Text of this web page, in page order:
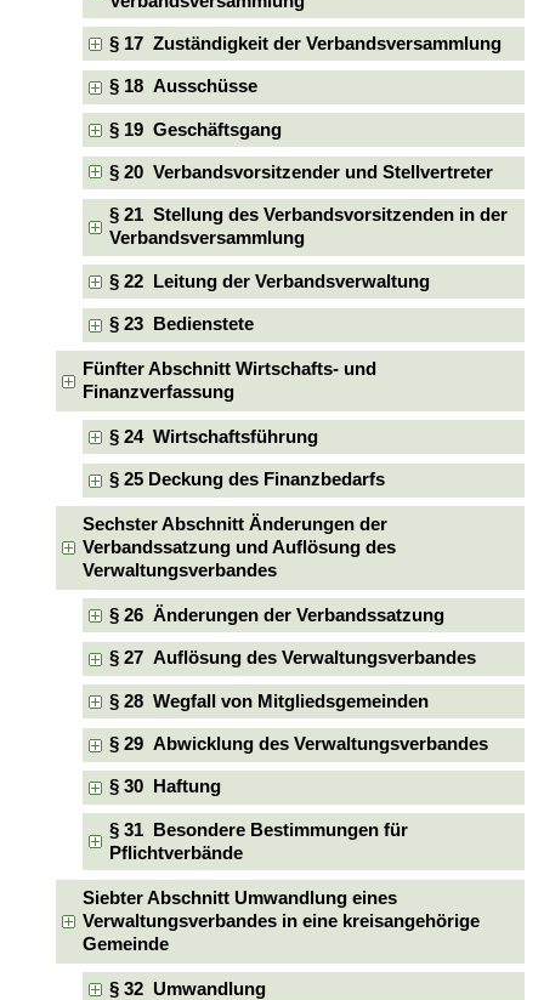
§ 17 Zuständigkeit der Verbandsversammlung
§ 18 Ausschüsse
§ 19 Geschäftsgang
§ 20 Verbandsvorsitzender und Stellvertreter
§ 21 Stellung des Verbandsvorsitzenden in der
Verbandsversammlung
§ 22 Leitung der Verbandsverwaltung
§ 23 Bedienstete
Fünfter Abschnitt Wirtschafts- und
Finanzverfassung
§ 24 Wirtschaftsführung
§ 25 Deckung des Finanzbedarfs
Sechster Abschnitt Änderungen der
Verbandssatzung und Auflösung des
Verwaltungsverbandes
§ 26 Änderungen der Verbandssatzung
§ 27 Auflösung des Verwaltungsverbandes
§ 28 Wegfall von Mitgliedsgemeinden
§ 29 Abwicklung des Verwaltungsverbandes
§ 30 Haftung
§ 31 Besondere Bestimmungen für
Pflichtverbände
Siebter Abschnitt Umwandlung eines
Verwaltungsverbandes in eine kreisangehörige
Gemeinde
§ 32 Umwandlung